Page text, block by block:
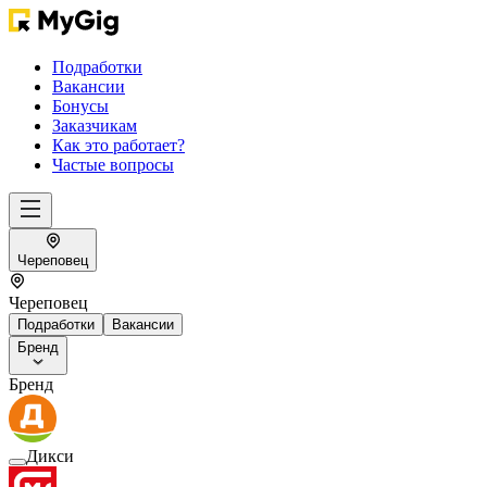
Подработки
Вакансии
Бонусы
Заказчикам
Как это работает?
Частые вопросы
Череповец
Череповец
Подработки
Вакансии
Бренд
Бренд
Дикси